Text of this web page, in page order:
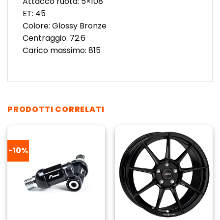
ET: 45
Colore: Glossy Bronze
Centraggio: 72.6
Carico massimo: 815
PRODOTTI CORRELATI
-10%